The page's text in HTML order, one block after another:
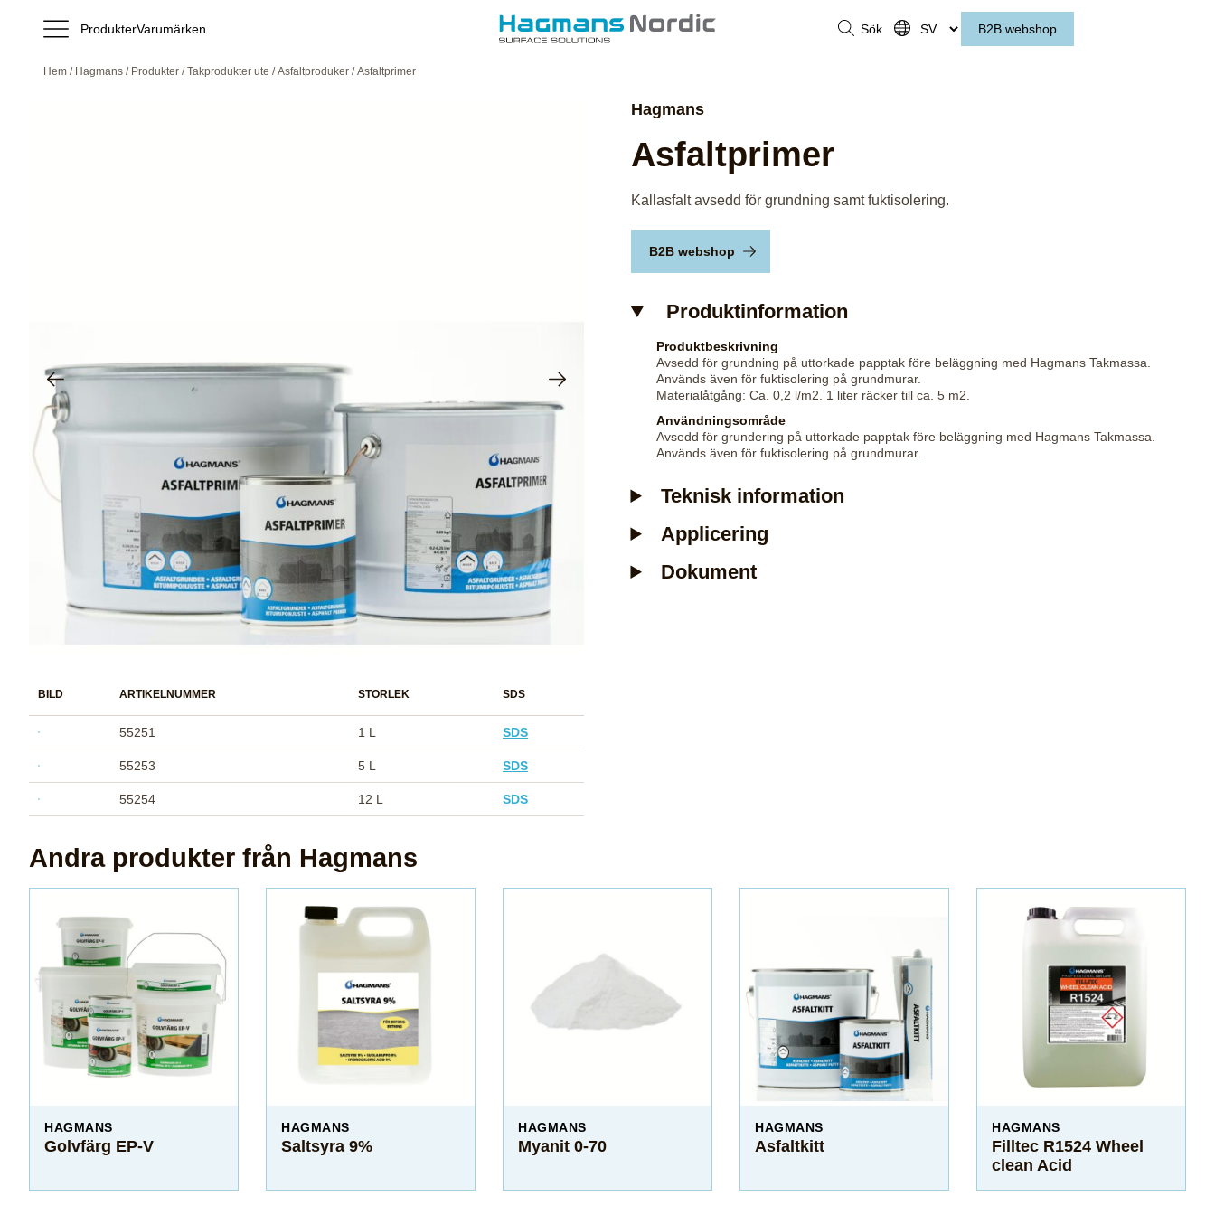
ProdukterVarumärken Sök B2B webshop
Hem / Hagmans / Produkter /Takprodukter ute /Asfaltproduker / Asfaltprimer
BILD ARTIKELNUMMER STORLEK SDS
55251 1 L SDS
55253 5 L SDS
55254 12 L SDS
Hagmans
Asfaltprimer
Kallasfalt avsedd för grundning samt fuktisolering.
B2B webshop
Produktinformation
Produktbeskrivning
Avsedd för grundning på uttorkade papptak före beläggning med Hagmans Takmassa.
Används även för fuktisolering på grundmurar.
Materialåtgång: Ca. 0,2 l/m2. 1 liter räcker till ca. 5 m2.
Användningsområde
Avsedd för grundering på uttorkade papptak före beläggning med Hagmans Takmassa.
Används även för fuktisolering på grundmurar.
Teknisk information
Applicering
Dokument
Andra produkter från Hagmans
HAGMANS
Golvfärg EP-V
HAGMANS
Saltsyra 9%
HAGMANS
Myanit 0-70
HAGMANS
Asfaltkitt
HAGMANS
Filltec R1524 Wheel
clean Acid